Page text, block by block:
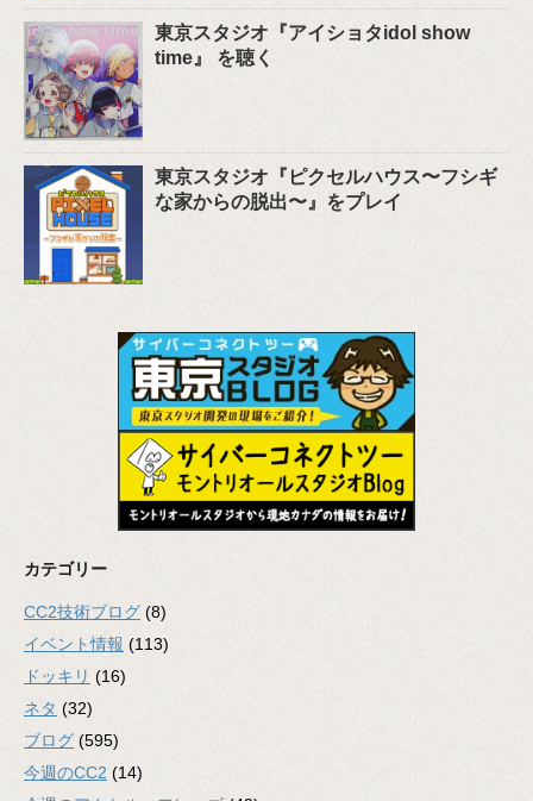
東京スタジオ『アイショタidol show
time』 を聴く
東京スタジオ『ピクセルハウス〜フシギ
な家からの脱出〜』をプレイ
カテゴリー
CC2技術ブログ (8)
イベント情報 (113)
ドッキリ (16)
ネタ (32)
ブログ (595)
今週のCC2 (14)